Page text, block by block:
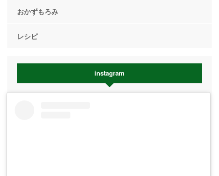
おかずもろみ
レシピ
instagram